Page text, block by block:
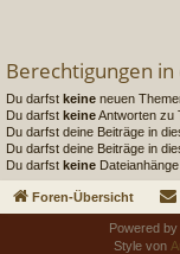
Berechtigungen
Du darfst keine neuen
Du darfst keineAntworten zu
Du darfst deine Beiträge in
Du darfst deine Beiträge in
Du darfst keine
Foren-Übersicht
Powered by
Style von